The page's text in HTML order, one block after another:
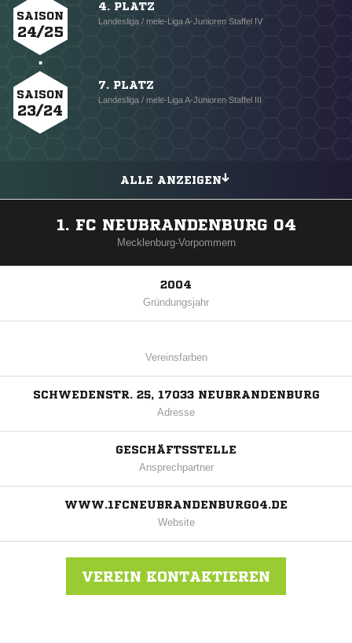
SAISON
24/25
4. PLATZ
Landesliga / mele-Liga A-Junioren Staffel IV
SAISON
23/24
7. PLATZ
Landesliga / mele-Liga A-Junioren Staffel III
ALLE ANZEIGEN
1. FC NEUBRANDENBURG 04
Mecklenburg-Vorpommern
2004
Gründungsjahr
Vereinsfarben
SCHWEDENSTR. 25, 17033 NEUBRANDENBURG
Adresse
GESCHÄFTSSTELLE
Ansprechpartner
WWW.1FCNEUBRANDENBURG04.DE
Website
VEREIN KONTAKTIEREN